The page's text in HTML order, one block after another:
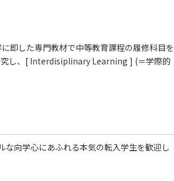
即した専門教材で中等教育課程の履修科目を
究し、[ Interdisiplinary Learning ] (＝学際的
向学心にあふれる本気の転入学生を歓迎し